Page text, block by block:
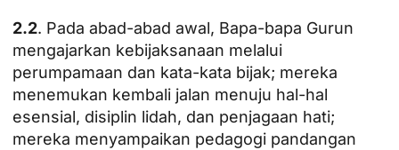
2.2. Pada abad-abad awal, Bapa-bapa Gurun
mengajarkan kebijaksanaan melalui
perumpamaan dan kata-kata bijak; mereka
menemukan kembali jalan menuju hal-hal
esensial, disiplin lidah, dan penjagaan hati;
mereka menyampaikan pedagogi pandangan